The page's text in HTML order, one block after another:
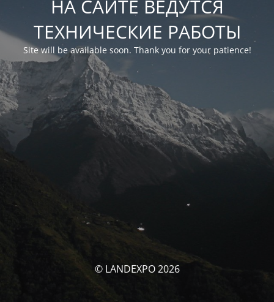
НА САЙТЕ ВЕДУТСЯ
ТЕХНИЧЕСКИЕ РАБОТЫ
Site will be available soon. Thank you for your patience!
© LANDEXPO 2026